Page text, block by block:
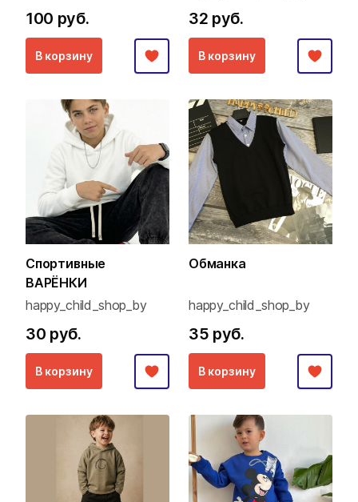
100 руб.
В корзину
32 руб.
В корзину
Спортивные
ВАРЁНКИ
happy_child_shop_by
30 руб.
В корзину
Обманка
happy_child_shop_by
35 руб.
В корзину